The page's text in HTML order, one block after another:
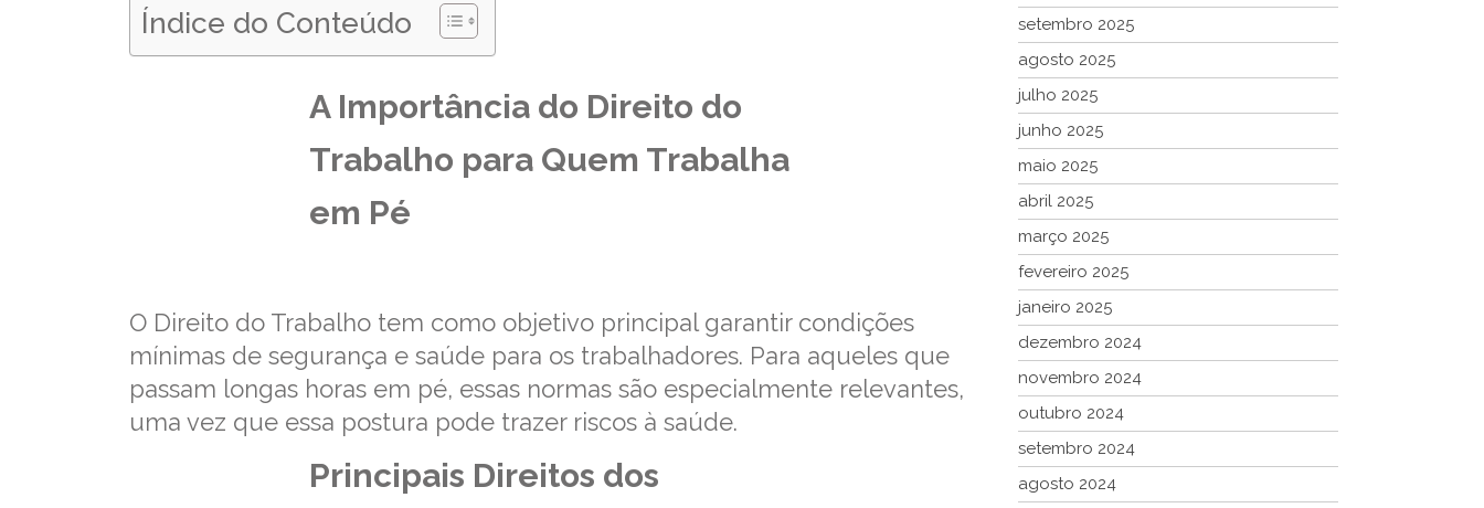
Índice do Conteúdo
A Importância do Direito do
Trabalho para Quem Trabalha
em Pé
O Direito do Trabalho tem como objetivo principal garantir condições
mínimas de segurança e saúde para os trabalhadores. Para aqueles que
passam longas horas em pé, essas normas são especialmente relevantes,
uma vez que essa postura pode trazer riscos à saúde.
Principais Direitos dos
setembro 2025
agosto 2025
julho 2025
junho 2025
maio 2025
abril 2025
março 2025
fevereiro 2025
janeiro 2025
dezembro 2024
novembro 2024
outubro 2024
setembro 2024
agosto 2024